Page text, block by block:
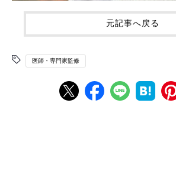
元記事へ戻る
医師・専門家監修